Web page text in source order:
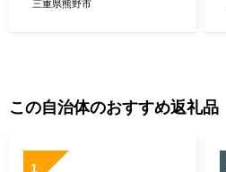
三重県熊野市
この自治体のおすすめ返礼品
1